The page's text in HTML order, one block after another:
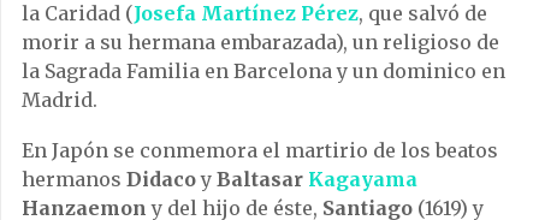
la Caridad (Josefa Martínez Pérez, que salvó de
morir a su hermana embarazada), un religioso de
la Sagrada Familia en Barcelona y un dominico en
Madrid.
En Japón se conmemora el martirio de los beatos
hermanos Didacoy Baltasar Kagayama
Hanzaemon y del hijo de éste, Santiago (1619) y